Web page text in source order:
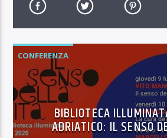
CONFERENZA
BIBLIOTECA
ADRIATICO: IL SENSO